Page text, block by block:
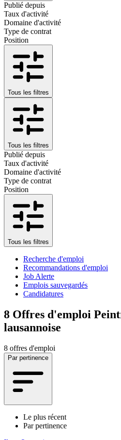
Publié depuis
Taux d'activité
Domaine d'activité
Type de contrat
Position
Tous les filtres
Tous les filtres
Publié depuis
Taux d'activité
Domaine d'activité
Type de contrat
Position
Tous les filtres
Recherche d'emploi
Recommandations d'emploi
Job Alerte
Emplois sauvegardés
Candidatures
8 Offres d'emploi
lausannoise
8 offres d'emploi
Par pertinence
Le plus récent
Par pertinence